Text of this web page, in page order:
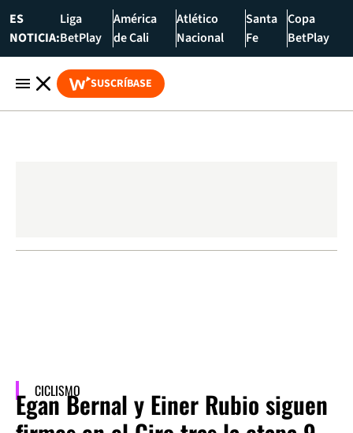
ES
NOTICIA:
Liga
BetPlay
América
de Cali
Atlético
Nacional
Santa
Fe
Copa
BetPlay
SUSCRÍBASE
CICLISMO
Egan Bernal y Einer Rubio siguen